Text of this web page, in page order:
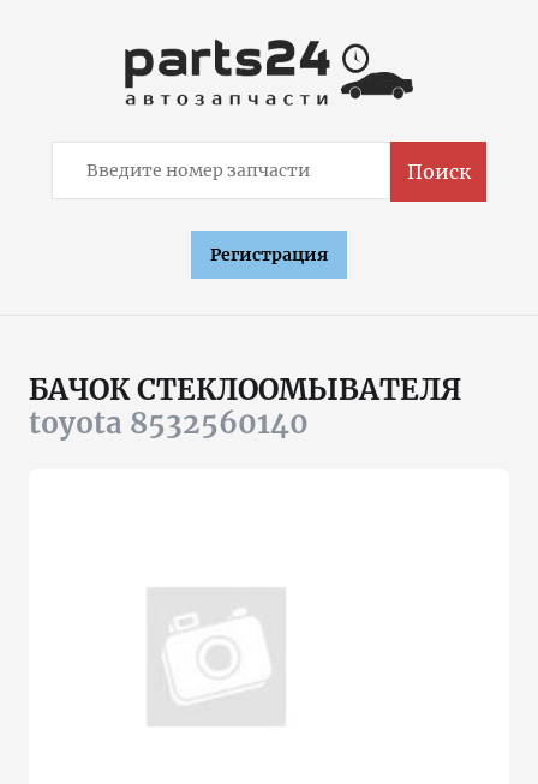
Поиск
Регистрация
БАЧОК СТЕКЛООМЫВАТЕЛЯ
toyota 8532560140